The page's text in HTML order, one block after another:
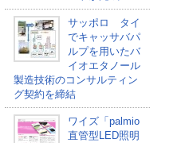
サッポロ タイ
でキャッサバパ
ルプを用いたバ
イオエタノール
製造技術のコンサルティン
グ契約を締結
ワイズ「palmio
直管型LED照明